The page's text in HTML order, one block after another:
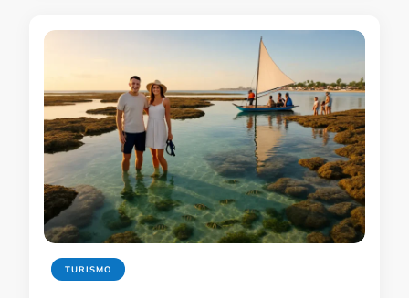
TURISMO